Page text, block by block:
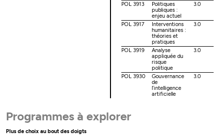
POL 3913
Politiques
publiques :
enjeu actuel
3.0
POL 3917
Interventions
humanitaires :
théories et
pratiques
3.0
POL 3919
Analyse
appliquée du
risque
politique
3.0
POL 3930
Gouvernance
de
l’intelligence
artificielle
3.0
Programmes à explorer
Plus de choix au bout des doigts